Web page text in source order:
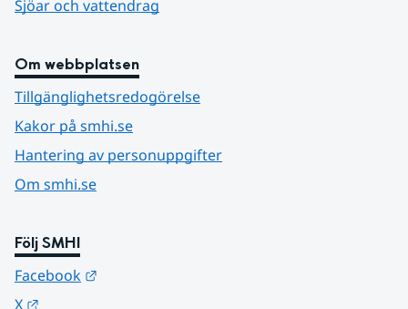
Sjöar och vattendrag
Om webbplatsen
Tillgänglighetsredogörelse
Kakor på smhi.se
Hantering av personuppgifter
Om smhi.se
Följ SMHI
Facebook
X